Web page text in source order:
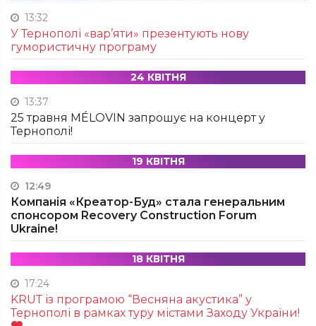
13:32
У Тернополі «вар’яти» презентують нову
гумористичну програму
24 КВІТНЯ
13:37
25 травня MÉLOVIN запрошує на концерт у
Тернополі!
19 КВІТНЯ
12:49
Компанія «Креатор-Буд» стала генеральним
спонсором Recovery Construction Forum
Ukraine!
18 КВІТНЯ
17:24
KRUТ із програмою “Весняна акустика” у
Тернополі в рамках туру містами Заходу України!